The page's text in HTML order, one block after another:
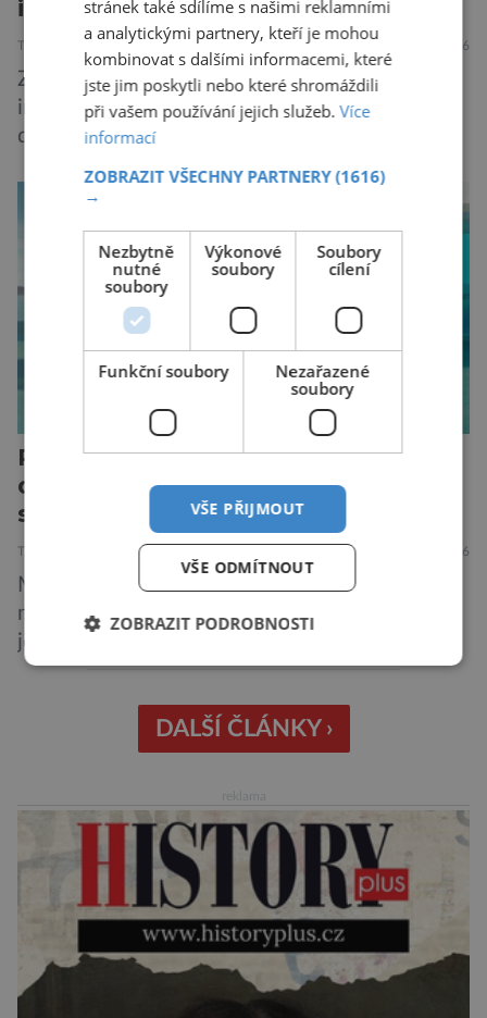
inteligencí
VESMÍR 19.7.2026
Způsob, jakým způsobem tvůrci umělé
inteligence mění svět ze dne na den, nemá v
dějinách lidstva obdoby. Avšak, zatímco většina
pozornosti se soustředí na chatboty,
generování obrázků nebo automatizaci práce,
méně nápadné riziko. Podle některých
odborníků by už během příštích dvou let mohly
pokročilé systémy AI výrazně usnadnit
kybernetické útoky […]
Peugeot E-208: Francouzské lvíče
dospělo. Nabízí rekordní dojezd,
styl i radost z jízdy
TECHNIKA 16.7.2026
Malé elektromobily už dávno nejsou jen
městskými přibližovadly. Nový Peugeot E-208
je toho důkazem. Francouzský hatchback si
zachoval svůj atraktivní design, přidal delší
ukazuje, že i kompaktní elektromobil může být
autem, se kterým bez obav vyrazíte za hranice
černého už […]
DALŠÍ ČLÁNKY ›
stránek také sdílíme s našimi reklamními
a analytickými partnery, kteří je mohou
kombinovat s dalšími informacemi, které
jste jim poskytli nebo které shromáždili
při vašem používání jejich služeb.Více
informací
ZOBRAZIT VŠECHNY PARTNERY(1616)
→
Nezbytně
nutné
soubory
Výkonové
soubory
Soubory
cílení
Funkční soubory
Nezařazené
soubory
VŠE PŘIJMOUT
VŠE ODMÍTNOUT
ZOBRAZIT PODROBNOSTI